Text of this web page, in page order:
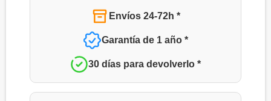
Envíos 24-72h *
Garantía de 1 año *
30 días para devolverlo *